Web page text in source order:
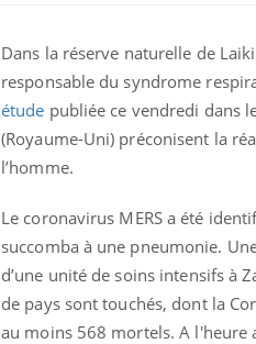
Dans la réserve naturelle de
responsable du syndrome
étude publiée ce vendredi dans
(Royaume-Uni) préconisent la
l’homme.
Le coronavirus MERS a été
succomba à une pneumonie.
d’une unité de soins intensifs à
de pays sont touchés, dont la
au moins 568 mortels. A l'heure